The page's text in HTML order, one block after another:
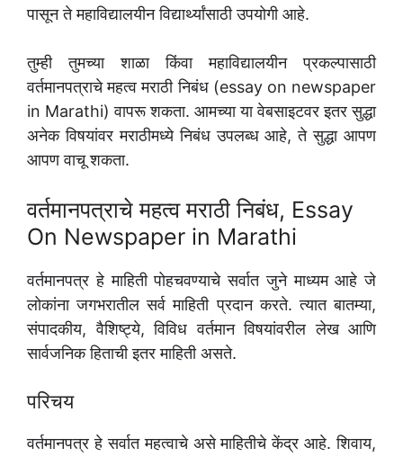
पासून ते महाविद्यालयीन विद्यार्थ्यांसाठी उपयोगी आहे.
तुम्ही तुमच्या शाळा किंवा महाविद्यालयीन प्रकल्पासाठी
वर्तमानपत्राचे महत्व मराठी निबंध (essay on newspaper
in Marathi) वापरू शकता. आमच्या या वेबसाइटवर इतर सुद्धा
अनेक विषयांवर मराठीमध्ये निबंध उपलब्ध आहे, ते सुद्धा आपण
आपण वाचू शकता.
वर्तमानपत्राचे महत्व मराठी निबंध, Essay
On Newspaper in Marathi
वर्तमानपत्र हे माहिती पोहचवण्याचे सर्वात जुने माध्यम आहे जे
लोकांना जगभरातील सर्व माहिती प्रदान करते. त्यात बातम्या,
संपादकीय, वैशिष्ट्ये, विविध वर्तमान विषयांवरील लेख आणि
सार्वजनिक हिताची इतर माहिती असते.
परिचय
वर्तमानपत्र हे सर्वात महत्वाचे असे माहितीचे केंद्र आहे. शिवाय,